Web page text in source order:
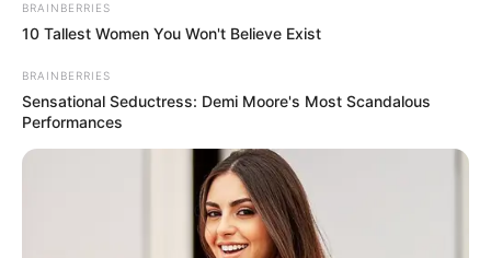
ΣΠΑΜΕ ΤΟ ΜΑΤΡΙΞ – ΤΟ ΒΙΒΛΙΟ
BRAINBERRIES
10 Tallest Women You Won't Believe Exist
BRAINBERRIES
Sensational Seductress: Demi Moore's Most Scandalous
Performances